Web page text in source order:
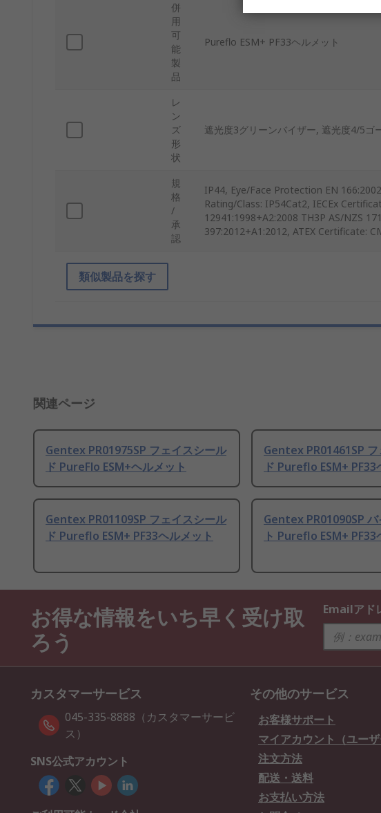
併
用
可
能
製
品
Pureflo ESM+ PF33ヘルメット
レ
ン
ズ
形
状
遮光度3グリーンバイザー, 遮光度4/5ゴ
規
格
/
承
認
IP44, Eye/Face Protection EN
Rating/Class: IP54Cat2, IECEx
12941:1998+A2:2008 TH3P AS/NZS
397:2012+A1:2012, ATEX Certificate:
類似製品を探す
関連ページ
Gentex PR01975SP フェイスシール
ド PureFlo ESM+ヘルメット
Gentex PR01461SP
ド Pureflo ESM+ PF33
Gentex PR01109SP フェイスシール
ド Pureflo ESM+ PF33ヘルメット
Gentex PR01090SP
ト Pureflo ESM+ PF33
お得な情報をいち早く受け取
ろう
Emailアド
カスタマーサービス
045-335-8888（カスタマーサービ
ス）
SNS公式アカウント
その他のサービス
お客様サポート
マイアカウント（ユー
注文方法
配送・送料
お支払い方法